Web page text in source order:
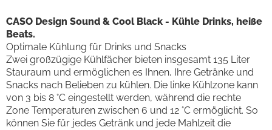
CASO Design Sound & Cool Black - Kühle Drinks, heiße
Beats.
Optimale Kühlung für Drinks und Snacks
Zwei großzügige Kühlfächer bieten insgesamt 135 Liter
Stauraum und ermöglichen es Ihnen, Ihre Getränke und
Snacks nach Belieben zu kühlen. Die linke Kühlzone kann
von 3 bis 8 °C eingestellt werden, während die rechte
Zone Temperaturen zwischen 6 und 12 °C ermöglicht. So
können Sie für jedes Getränk und jede Mahlzeit die